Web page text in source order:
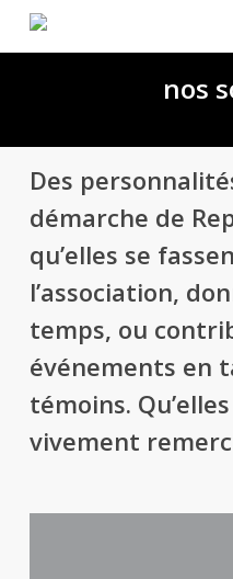
nos
Des
démarche de
qu’elles se
l’association,
temps, ou
événements en
témoins.
vivement